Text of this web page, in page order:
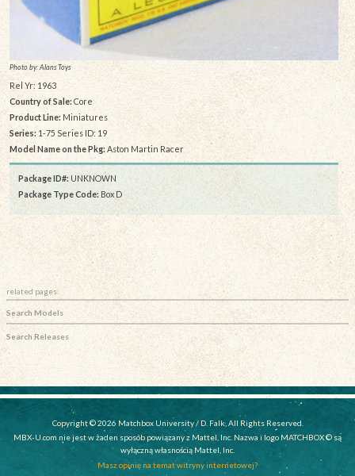
Photo by: Alans Toys
Rel Yr: 1963
Country of Sale: Core
Product Line: Miniatures
Series: 1-75 Series ID: 19
Model Name on the Pkg: Aston Martin Racer
Package ID#: UNKNOWN
Package Type Code: Box D
related pages:
Search Models
Search Releases
Copyright © 2026 Matchbox University / D. Falk, All Rights Reserved.
MBX-U.com nie jest w żaden sposób powiązany z Mattel, Inc. Nazwa i logo MATCHBOX © są
wyłączną własnością Mattel, Inc.
Masz opinię na temat witryny internetowej?